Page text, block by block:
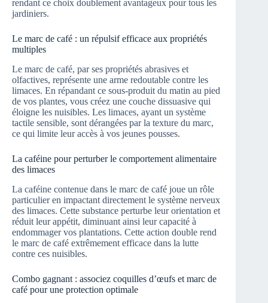
rendant ce choix doublement avantageux pour tous les
jardiniers.
Le marc de café : un répulsif efficace aux propriétés
multiples
Le marc de café, par ses propriétés abrasives et
olfactives, représente une arme redoutable contre les
limaces. En répandant ce sous-produit du matin au pied
de vos plantes, vous créez une couche dissuasive qui
éloigne les nuisibles. Les limaces, ayant un système
tactile sensible, sont dérangées par la texture du marc,
ce qui limite leur accès à vos jeunes pousses.
La caféine pour perturber le comportement alimentaire
des limaces
La caféine contenue dans le marc de café joue un rôle
particulier en impactant directement le système nerveux
des limaces. Cette substance perturbe leur orientation et
réduit leur appétit, diminuant ainsi leur capacité à
endommager vos plantations. Cette action double rend
le marc de café extrêmement efficace dans la lutte
contre ces nuisibles.
Combo gagnant : associez coquilles d’œufs et marc de
café pour une protection optimale